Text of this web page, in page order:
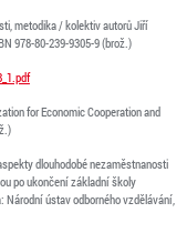
metodika / kolektiv autorů Jiří
978-80-239-9305-9 (brož.)
for Economic Cooperation and
dlouhodobé nezaměstnanosti
po ukončení základní školy
Národní ústav odborného vzdělávání,